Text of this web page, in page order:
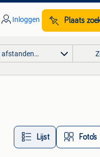
Inloggen Plaats
afstanden…
Lijst Foto’s